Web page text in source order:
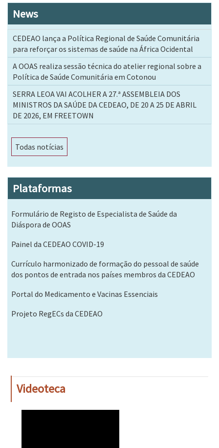
News
CEDEAO lança a Política Regional de Saúde Comunitária
para reforçar os sistemas de saúde na África Ocidental
A OOAS realiza sessão técnica do atelier regional sobre a
Política de Saúde Comunitária em Cotonou
SERRA LEOA VAI ACOLHER A 27.ª ASSEMBLEIA DOS
MINISTROS DA SAÚDE DA CEDEAO, DE 20 A 25 DE ABRIL
DE 2026, EM FREETOWN
Todas notícias
Plataformas
Formulário de Registo de Especialista de Saúde da
Diáspora de OOAS
Painel da CEDEAO COVID-19
Currículo harmonizado de formação do pessoal de saúde
dos pontos de entrada nos países membros da CEDEAO
Portal do Medicamento e Vacinas Essenciais
Projeto RegECs da CEDEAO
Videoteca